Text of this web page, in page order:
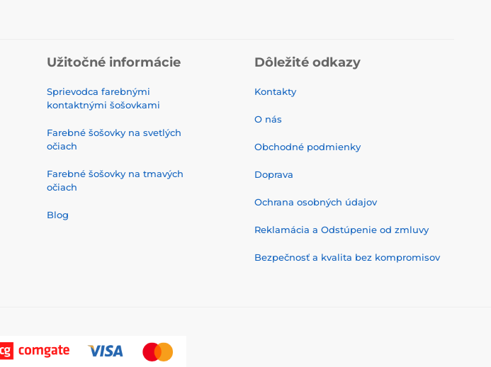
Užitočné informácie
Sprievodca farebnými
kontaktnými šošovkami
Farebné šošovky na svetlých
očiach
Farebné šošovky na tmavých
očiach
Blog
Dôležité odkazy
Kontakty
O nás
Obchodné podmienky
Doprava
Ochrana osobných údajov
Reklamácia a Odstúpenie od zmluvy
Bezpečnosť a kvalita bez kompromisov